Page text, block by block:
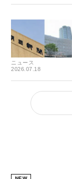
ニュース
2026.07.18